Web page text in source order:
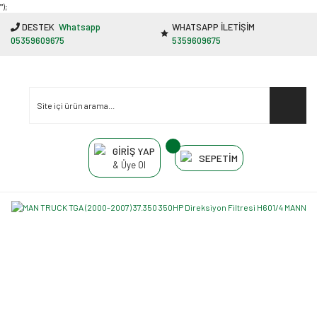
"');
DESTEK Whatsapp
05359609675
WHATSAPP İLETİŞİM
5359609675
GİRİŞ YAP
& Üye Ol
SEPETİM